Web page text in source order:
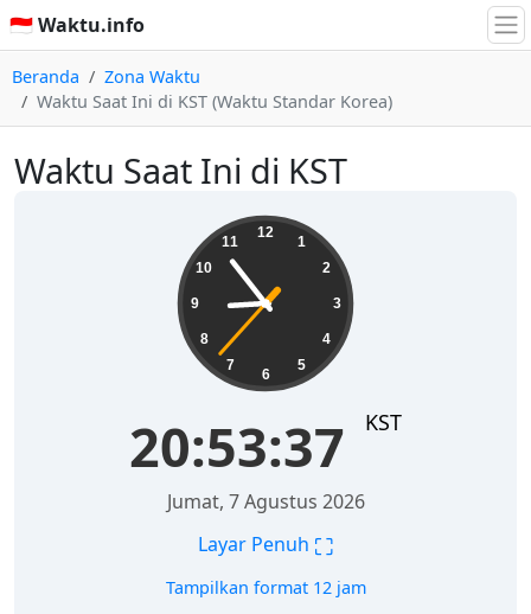
🇮🇩 Waktu.info
Beranda
Zona Waktu
Waktu Saat Ini di KST (Waktu Standar Korea)
Waktu Saat Ini di KST
12
1
2
3
4
5
6
7
8
9
10
11
20:53:37 KST
Jumat, 7 Agustus 2026
Layar Penuh ⛶
Tampilkan format 12 jam